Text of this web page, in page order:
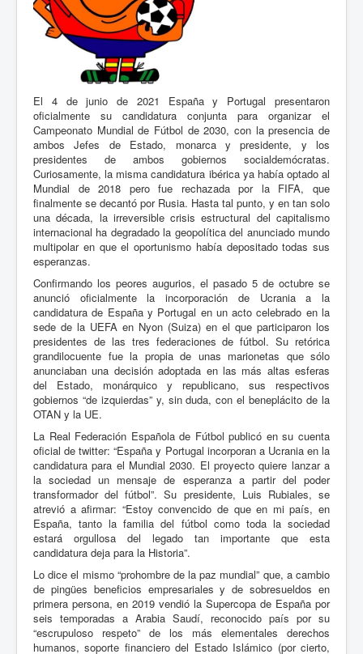
El 4 de junio de 2021 España y Portugal presentaron
oficialmente su candidatura conjunta para organizar el
Campeonato Mundial de Fútbol de 2030, con la presencia de
ambos Jefes de Estado, monarca y presidente, y los
presidentes de ambos gobiernos socialdemócratas.
Curiosamente, la misma candidatura ibérica ya había optado al
Mundial de 2018 pero fue rechazada por la FIFA, que
finalmente se decantó por Rusia. Hasta tal punto, y en tan solo
una década, la irreversible crisis estructural del capitalismo
internacional ha degradado la geopolítica del anunciado mundo
multipolar en que el oportunismo había depositado todas sus
esperanzas.
Confirmando los peores augurios, el pasado 5 de octubre se
anunció oficialmente la incorporación de Ucrania a la
candidatura de España y Portugal en un acto celebrado en la
sede de la UEFA en Nyon (Suiza) en el que participaron los
presidentes de las tres federaciones de fútbol. Su retórica
grandilocuente fue la propia de unas marionetas que sólo
anunciaban una decisión adoptada en las más altas esferas
del Estado, monárquico y republicano, sus respectivos
gobiernos “de izquierdas” y, sin duda, con el beneplácito de la
OTAN y la UE.
La Real Federación Española de Fútbol publicó en su cuenta
oficial de twitter: “España y Portugal incorporan a Ucrania en la
candidatura para el Mundial 2030. El proyecto quiere lanzar a
la sociedad un mensaje de esperanza a partir del poder
transformador del fútbol”. Su presidente, Luis Rubiales, se
atrevió a afirmar: “Estoy convencido de que en mi país, en
España, tanto la familia del fútbol como toda la sociedad
estará orgullosa del legado tan importante que esta
candidatura deja para la Historia”.
Lo dice el mismo “prohombre de la paz mundial” que, a cambio
de pingües beneficios empresariales y de sobresueldos en
primera persona, en 2019 vendió la Supercopa de España por
seis temporadas a Arabia Saudí, reconocido país por su
“escrupuloso respeto” de los más elementales derechos
humanos, soporte financiero del Estado Islámico (por cierto,